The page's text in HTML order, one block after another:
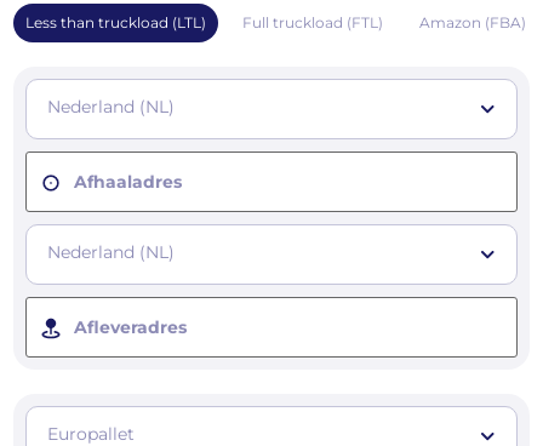
Less than truckload (LTL) Full truckload (FTL) Amazon (FBA)
Nederland (NL)
Afhaaladres
Nederland (NL)
Afleveradres
Europallet